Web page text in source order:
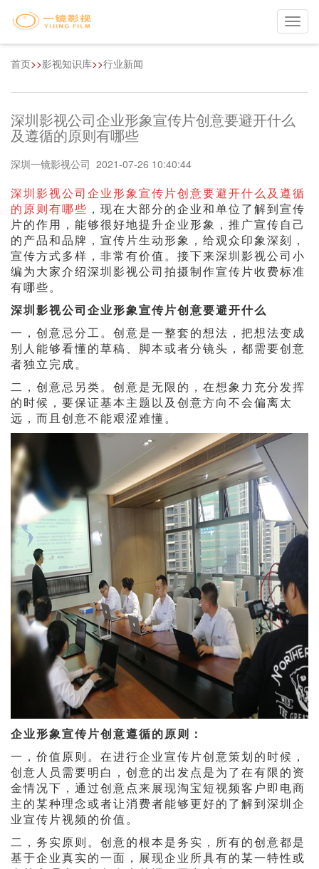
首页>>影视知识库>>行业新闻
深圳影视公司企业形象宣传片创意要避开什么
及遵循的原则有哪些
深圳一镜影视公司 2021-07-26 10:40:44
深圳影视公司企业形象宣传片创意要避开什么及遵循
的原则有哪些 ，现在大部分的企业和单位了解到宣传
片的作用，能够很好地提升企业形象，推广宣传自己
的产品和品牌，宣传片生动形象，给观众印象深刻，
宣传方式多样，非常有价值。接下来深圳影视公司小
编为大家介绍深圳影视公司拍摄制作宣传片收费标准
有哪些。
深圳影视公司企业形象宣传片创意要避开什么
一，创意忌分工。创意是一整套的想法，把想法变成
别人能够看懂的草稿、脚本或者分镜头，都需要创意
者独立完成。
二，创意忌另类。创意是无限的，在想象力充分发挥
的时候，要保证基本主题以及创意方向不会偏离太
远，而且创意不能艰涩难懂。
企业形象宣传片创意遵循的原则：
一，价值原则。在进行企业宣传片创意策划的时候，
创意人员需要明白，创意的出发点是为了在有限的资
金情况下，通过创意点来展现淘宝短视频客户即电商
主的某种理念或者让消费者能够更好的了解到深圳企
业宣传片视频的价值。
二，务实原则。创意的根本是务实，所有的创意都是
基于企业真实的一面，展现企业所具有的某一特性或